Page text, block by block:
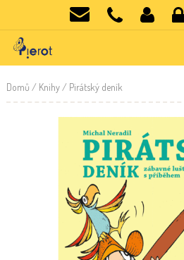
Domů / Knihy/ Pirátský deník